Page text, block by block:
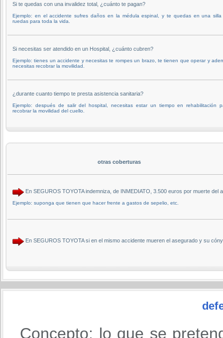
Si te quedas con una invalidez total, ¿cuánto te pagan?
Ejemplo: en el accidente sufres daños en la médula espinal, y te quedas en una silla
ruedas para toda la vida.
Si necesitas ser atendido en un Hospital, ¿cuánto cubren?
Ejemplo: tienes un accidente y necesitas te rompes un brazo, te tienen que operar y
necesitas recobrar la movilidad.
¿durante cuanto tiempo te presta asistencia sanitaria?
Ejemplo: después de salir del hospital, necesitas estar un tiempo en rehabilitación
recobrar la movilidad del cuello.
otras coberturas
En SEGUROS TOYOTA indemniza, de INMEDIATO, 3.500 euros por muerte
Ejemplo: suponga que tienen que hacer frente a gastos de sepelio, etc.
En SEGUROS TOYOTA si en el mismo accidente mueren el asegurado y su
Concepto: lo que se